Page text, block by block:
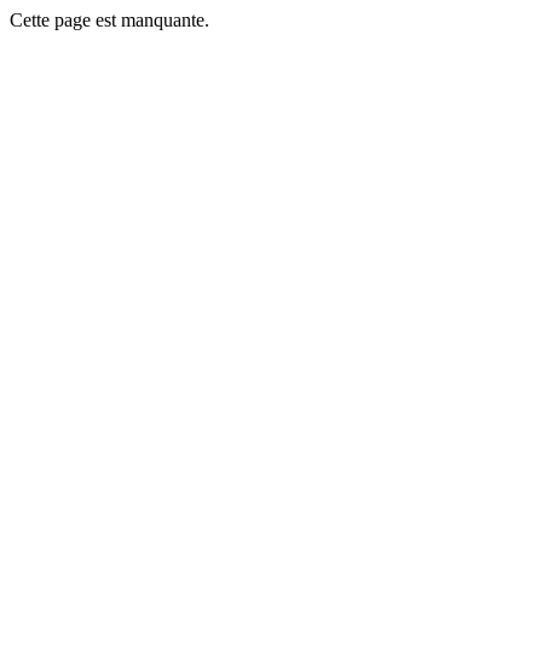
Cette page est manquante.